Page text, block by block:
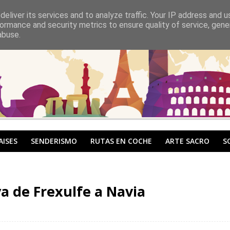
SENDERISMO RUTAS EN COCHE ARTE SACRO
de Frexulfe a Navia
its services and to analyze traffic. Your IP address and
and security metrics to ensure quality of service,